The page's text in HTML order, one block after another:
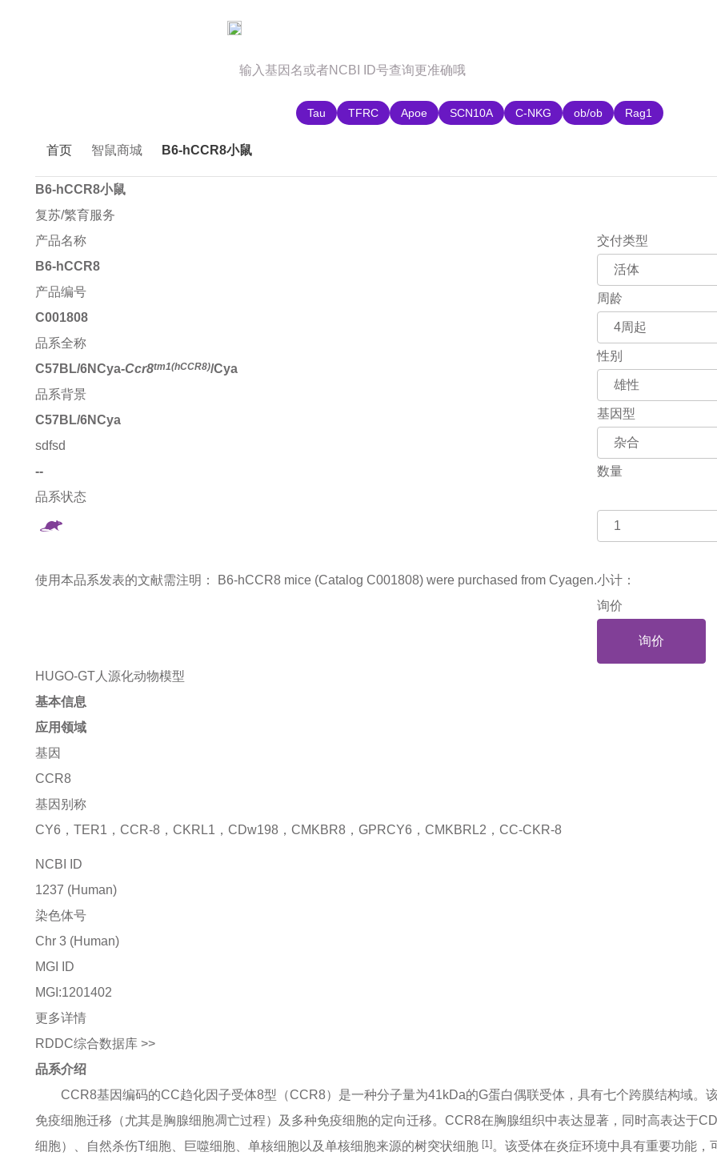
Tau TFRC Apoe SCN10A C-NKG ob/ob Rag1
首页 智鼠商城 B6-hCCR8小鼠
B6-hCCR8小鼠
复苏/繁育服务
产品名称
B6-hCCR8
产品编号
C001808
品系全称
C57BL/6NCya-Ccr8tm1(hCCR8)/Cya
品系背景
C57BL/6NCya
sdfsd
--
品系状态
使用本品系发表的文献需注明： B6-hCCR8 mice (Catalog C001808) were purchased from Cyagen.
交付类型
周龄
性别
基因型
数量
小计：
询价
询价
HUGO-GT人源化动物模型
基本信息
应用领域
基因
CCR8
基因别称
CY6，TER1，CCR-8，CKRL1，CDw198，CMKBR8，GPRCY6，CMKBRL2，CC-CKR-8
NCBI ID
1237 (Human)
染色体号
Chr 3 (Human)
MGI ID
MGI:1201402
更多详情
RDDC综合数据库 >>
品系介绍
CCR8基因编码的CC趋化因子受体8型（CCR8）是一种分子量为41kDa的G蛋白偶联受体，具有七个跨膜结构域。
免疫细胞迁移（尤其是胸腺细胞凋亡过程）及多种免疫细胞的定向迁移。CCR8在胸腺组织中表达显著，同时高表达于
细胞）、自然杀伤T细胞、巨噬细胞、单核细胞以及单核细胞来源的树突状细胞 [1]。该受体在炎症环境中具有重要功能